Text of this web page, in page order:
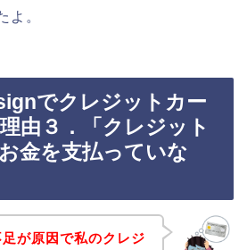
よ。
でクレジットカー
由３．「クレジット
金を支払っていな
が原因で私のクレジ